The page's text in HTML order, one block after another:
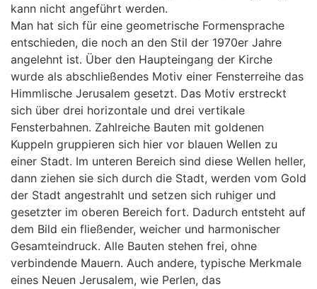
kann nicht angeführt werden.
Man hat sich für eine geometrische Formensprache
entschieden, die noch an den Stil der 1970er Jahre
angelehnt ist. Über den Haupteingang der Kirche
wurde als abschließendes Motiv einer Fensterreihe das
Himmlische Jerusalem gesetzt. Das Motiv erstreckt
sich über drei horizontale und drei vertikale
Fensterbahnen. Zahlreiche Bauten mit goldenen
Kuppeln gruppieren sich hier vor blauen Wellen zu
einer Stadt. Im unteren Bereich sind diese Wellen heller,
dann ziehen sie sich durch die Stadt, werden vom Gold
der Stadt angestrahlt und setzen sich ruhiger und
gesetzter im oberen Bereich fort. Dadurch entsteht auf
dem Bild ein fließender, weicher und harmonischer
Gesamteindruck. Alle Bauten stehen frei, ohne
verbindende Mauern. Auch andere, typische Merkmale
eines Neuen Jerusalem, wie Perlen, das